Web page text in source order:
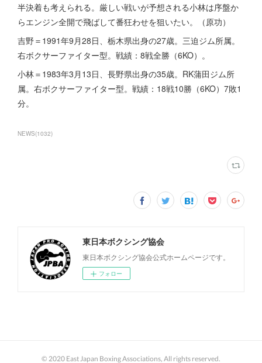
半決着も考えられる。厳しい戦いが予想される小林は序盤か
らエンジン全開で飛ばして番狂わせを狙いたい。（原功）
吉野＝1991年9月28日、栃木県出身の27歳。三迫ジム所属。
右ボクサーファイター型。戦績：8戦全勝（6KO）。
小林＝1983年3月13日、長野県出身の35歳。RK蒲田ジム所
属。右ボクサーファイター型。戦績：18戦10勝（6KO）7敗1
分。
NEWS(1032)
東日本ボクシング協会
東日本ボクシング協会公式ホームページです。
フォロー
© 2020 East Japan Boxing Associations, All rights reserved.